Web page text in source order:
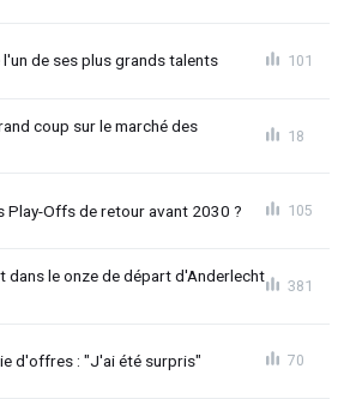
de ses plus grands talents 101
coup sur le marché des
18
Play-Offs de retour avant 2030 ? 105
dans le onze de départ d'Anderlecht
381
d'offres : "J'ai été surpris" 70